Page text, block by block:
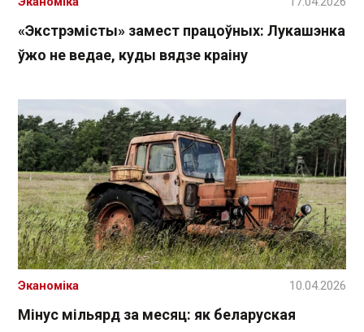
«Экстрэмісты» замест працоўных: Лукашэнка
ўжо не ведае, куды вядзе краіну
Мінус мільярд за месяц: як беларуская
Эканоміка 10.04.2026